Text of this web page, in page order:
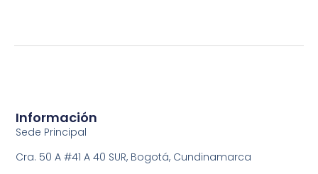
Información
Sede Principal
Cra. 50 A #41 A 40 SUR, Bogotá, Cundinamarca